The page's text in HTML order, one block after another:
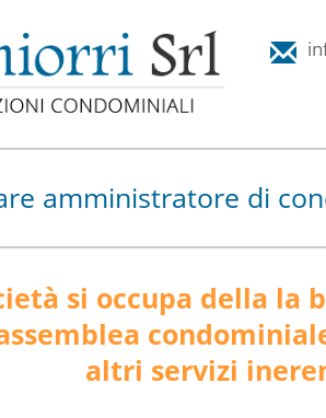
amministratore di
si occupa della la
altri servizi